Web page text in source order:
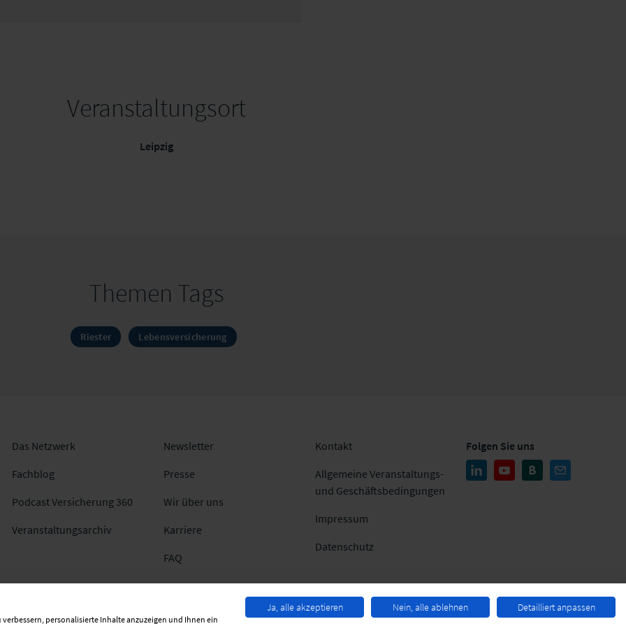
Veranstaltungsort
Leipzig
Themen Tags
Riester Lebensversicherung
Das Netzwerk
Fachblog
Podcast Versicherung 360
Veranstaltungsarchiv
Newsletter
Presse
Wir über uns
Karriere
FAQ
Kontakt
Allgemeine Veranstaltungs-
und Geschäftsbedingungen
Impressum
Datenschutz
Folgen Sie uns
personalisierte Inhalte anzuzeigen und Ihnen ein
Ja, alle akzeptieren Nein, alle ablehnen Detailliert anpassen